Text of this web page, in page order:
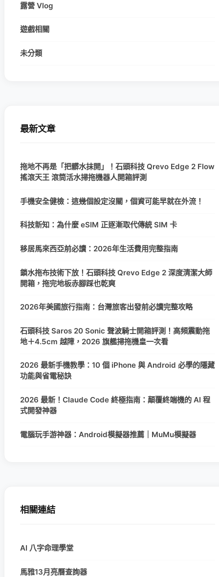
露營 Vlog
遊戲相關
未分類
最新文章
拖地不再是「把髒水抹開」！石頭科技 Qrevo Edge 2 Flow
搖滾天王 滾筒活水掃拖機器人開箱評測
手機安全健檢：這幾個設定沒關，個資可能早就在外流！
科技新知：為什麼 eSIM 正逐漸取代傳統 SIM 卡
移居馬來西亞前必讀：2026年生活費用完整指南
鎖水拖布技術下放！石頭科技 Qrevo Edge 2 深度清潔大師
開箱，拖完地板赤腳踩也乾爽
2026年美國旅行指南：台灣旅客出發前必讀完整攻略
石頭科技 Saros 20 Sonic 聲波騎士開箱評測！高頻震動拖
地＋4.5cm 越障，2026 旗艦掃拖機皇一次看
2026 最新手機教學：10 個 iPhone 與 Android 必學的隱藏
功能與省電秘訣
2026 最新！Claude Code 終極指南：顛覆終端機的 AI 程
式開發神器
電腦玩手游神器：Android模擬器推薦｜MuMu模擬器
相關連結
AI 八字命理學堂
馬雅13月亮曆查詢器